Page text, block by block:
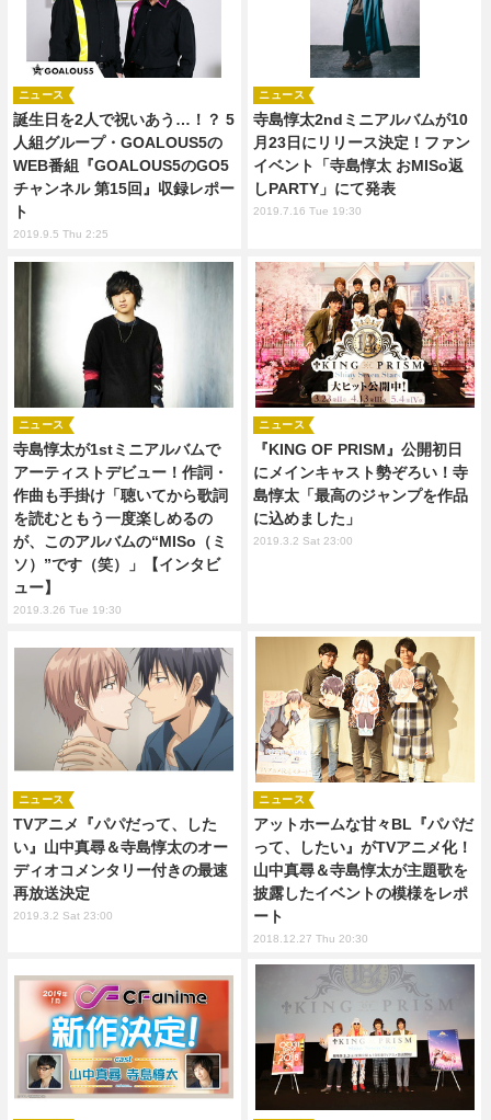
誕生日を2人で祝いあう…！？ 5
人組グループ・GOALOUS5の
WEB番組『GOALOUS5のGO5
チャンネル 第15回』収録レポー
ト
ニュース
2019.9.5 Thu 2:25
寺島惇太2ndミニアルバムが10
月23日にリリース決定！ファン
イベント「寺島惇太 おMISo返
しPARTY」にて発表
ニュース
2019.7.16 Tue 19:30
寺島惇太が1stミニアルバムで
アーティストデビュー！作詞・
作曲も手掛け「聴いてから歌詞
を読むともう一度楽しめるの
が、このアルバムの“MISo（ミ
ソ）”です（笑）」【インタビ
ュー】
ニュース
2019.3.26 Tue 19:30
『KING OF PRISM』公開初日
にメインキャスト勢ぞろい！寺
島惇太「最高のジャンプを作品
に込めました」
ニュース
2019.3.2 Sat 23:00
TVアニメ『パパだって、した
い』山中真尋＆寺島惇太のオー
ディオコメンタリー付きの最速
再放送決定
ニュース
2019.3.2 Sat 23:00
アットホームな甘々BL『パパだ
って、したい』がTVアニメ化！
山中真尋＆寺島惇太が主題歌を
披露したイベントの模様をレポ
ート
ニュース
2018.12.27 Thu 20:30